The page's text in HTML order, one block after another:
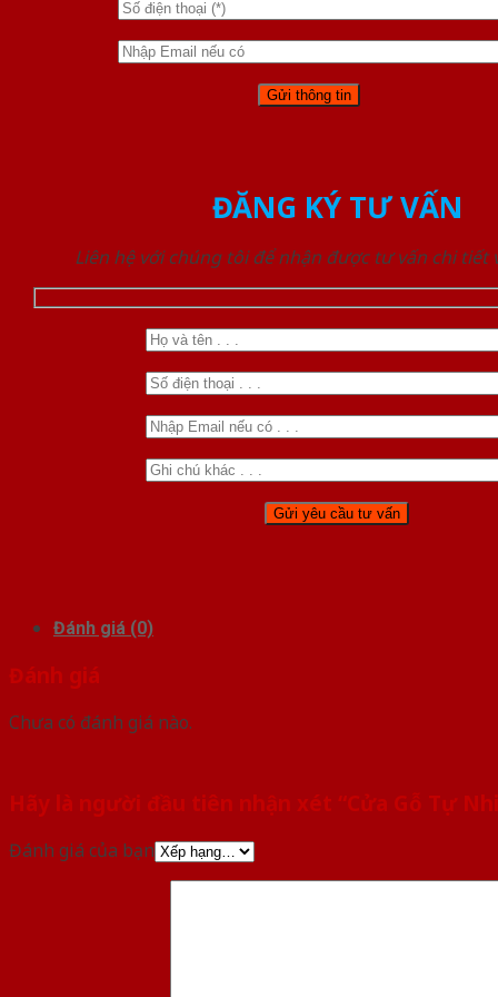
ĐĂNG KÝ TƯ VẤN
Liên hệ với chúng tôi để nhận được tư vấn chi tiết
Đánh giá (0)
Đánh giá
Chưa có đánh giá nào.
Hãy là người đầu tiên nhận xét “Cửa Gỗ Tự
Đánh giá của bạn